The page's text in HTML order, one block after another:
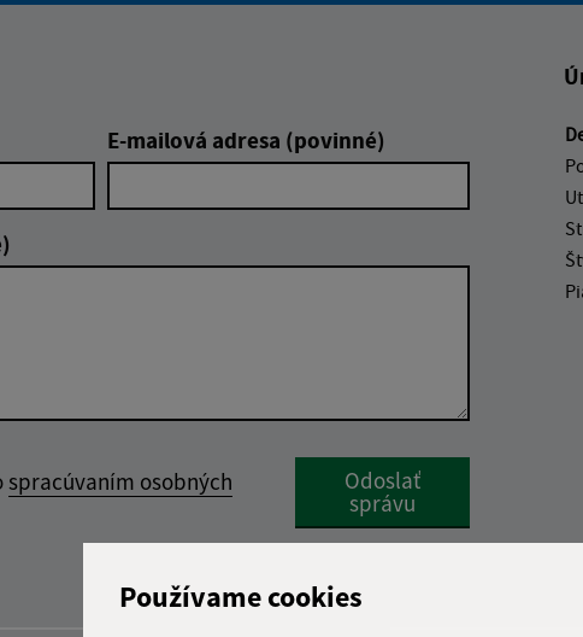
Používame cookies
E-mailová adresa (povinné)
spracúvaním osobných
Google reCaptcha Response
Odoslať
správu